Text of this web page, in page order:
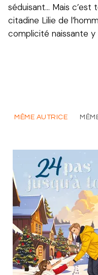
séduisant... Mais
citadine Lilie de
complicité naissante
MÊME AUTRICE